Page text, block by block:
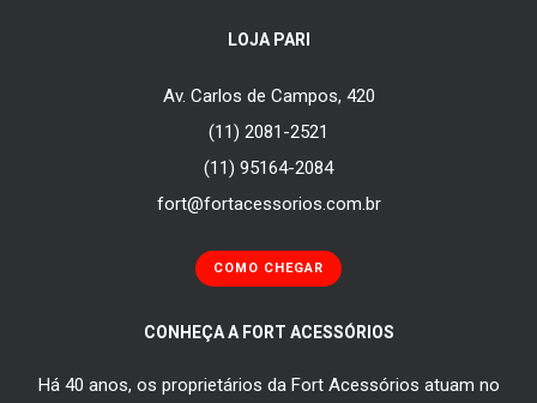
LOJA PARI
Av. Carlos de Campos, 420
(11) 2081-2521
(11) 95164-2084
fort@fortacessorios.com.br
COMO CHEGAR
CONHEÇA A FORT ACESSÓRIOS
Há 40 anos, os proprietários da Fort Acessórios atuam no